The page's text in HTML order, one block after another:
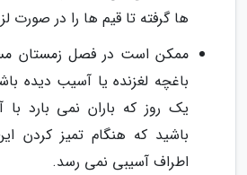
ها گرفته تا قیم ها را در صورت
ممکن است در فصل زمستان
باغچه لغزنده یا آسیب دیده
یک روز که باران نمی بارد با
باشید که هنگام تمیز کردن
اطراف آسیبی نمی رسد.